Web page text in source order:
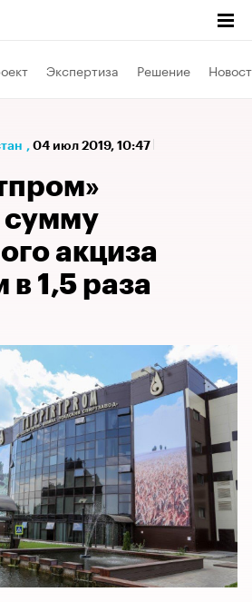
Экспертиза Решение
, 04 июл 2019, 10:47
сумму
акциза
в 1,5 раза